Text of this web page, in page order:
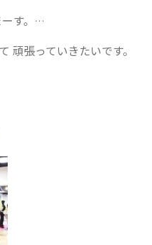
す。 …
頑張っていきたいです。